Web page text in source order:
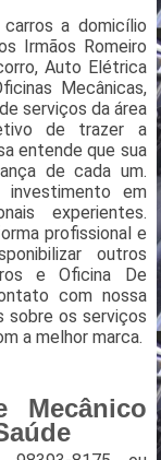
a domicílio
Irmãos Romeiro
Auto Elétrica
Mecânicas,
serviços da área
de trazer a
entende que sua
de cada um.
em
experientes.
profissional e
outros
e Oficina De
com nossa
sobre os serviços
a melhor marca.
Mecânico